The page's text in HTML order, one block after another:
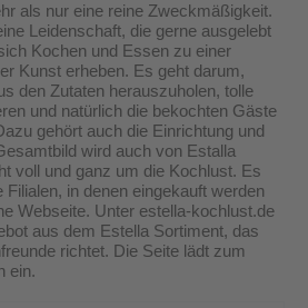
als nur eine reine Zweckmäßigkeit.
Leidenschaft, die gerne ausgelebt
Kochen und Essen zu einer
Kunst erheben. Es geht darum,
den Zutaten herauszuholen, tolle
und natürlich die bekochten Gäste
gehört auch die Einrichtung und
wird auch von Estalla
voll und ganz um die Kochlust. Es
Filialen, in denen eingekauft werden
Webseite. Unter estella-kochlust.de
aus dem Estella Sortiment, das
richtet. Die Seite lädt zum
ein.